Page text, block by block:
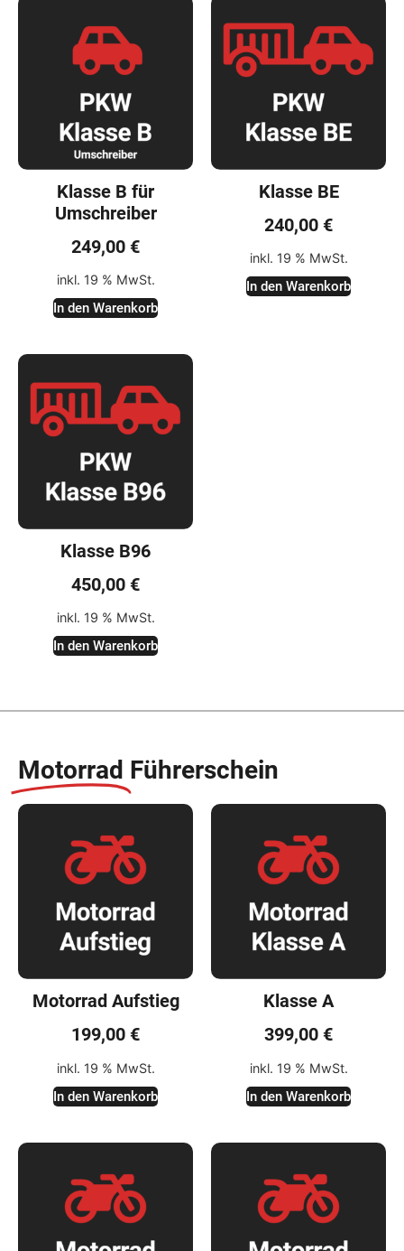
Klasse B für
Umschreiber
249,00 €
inkl. 19 % MwSt.
In den Warenkorb
Klasse BE
240,00 €
inkl. 19 % MwSt.
In den Warenkorb
Klasse B96
450,00 €
inkl. 19 % MwSt.
In den Warenkorb
Motorrad Führerschein
Motorrad Aufstieg
199,00 €
inkl. 19 % MwSt.
In den Warenkorb
Klasse A
399,00 €
inkl. 19 % MwSt.
In den Warenkorb